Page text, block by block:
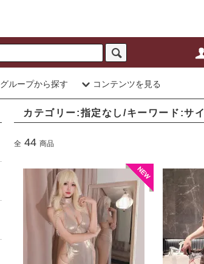
グループから探す コンテンツを見る
カテゴリー:指定なし/キーワード:サ
全 44 商品